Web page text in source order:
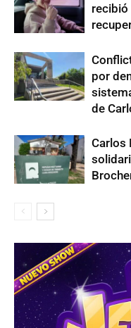
recibió
por
de
Carlos